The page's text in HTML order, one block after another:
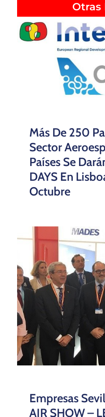
Otras
Más De 250
Sector
Países Se
DAYS En
Octubre
Empresas
AIR SHOW –